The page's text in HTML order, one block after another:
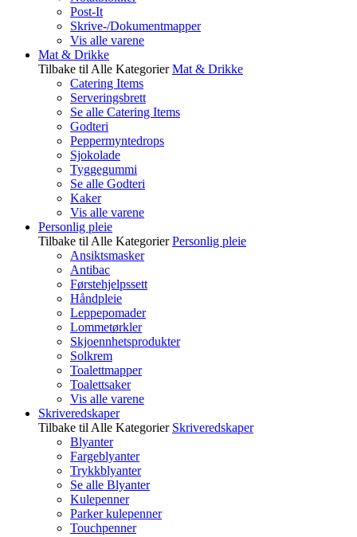
Post-It
Skrive-/Dokumentmapper
Vis alle varene
Mat & Drikke
Tilbake til Alle Kategorier Mat & Drikke
Catering Items
Serveringsbrett
Se alle Catering Items
Godteri
Peppermyntedrops
Sjokolade
Tyggegummi
Se alle Godteri
Kaker
Vis alle varene
Personlig pleie
Tilbake til Alle Kategorier Personlig pleie
Ansiktsmasker
Antibac
Førstehjelpssett
Håndpleie
Leppepomader
Lommetørkler
Skjoennhetsprodukter
Solkrem
Toalettmapper
Toalettsaker
Vis alle varene
Skriveredskaper
Tilbake til Alle Kategorier Skriveredskaper
Blyanter
Fargeblyanter
Trykkblyanter
Se alle Blyanter
Kulepenner
Parker kulepenner
Touchpenner